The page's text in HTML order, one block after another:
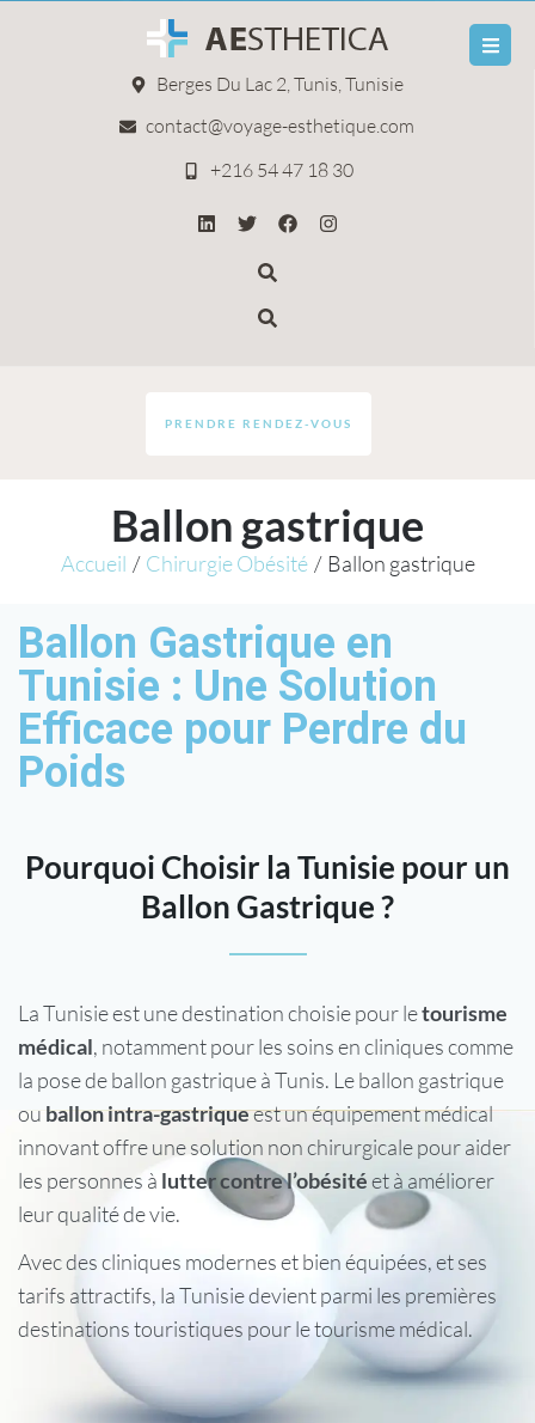
Berges Du Lac 2, Tunis, Tunisie
contact@voyage-esthetique.com
+216 54 47 18 30
PRENDRE RENDEZ-VOUS
Ballon gastrique
Accueil / Chirurgie Obésité / Ballon gastrique
Ballon Gastrique en
Tunisie : Une Solution
Efficace pour Perdre du
Poids
Pourquoi Choisir la Tunisie pour un
Ballon Gastrique ?
La Tunisie est une destination choisie pour letourisme
médical, notamment pour les soins en cliniques comme
la pose de ballon gastrique à Tunis. Le ballon gastrique
ou ballon intra-gastriqueest un équipement médical
innovant offre une solution non chirurgicale pour aider
les personnes à lutter contre l’obésitéet à améliorer
leur qualité de vie.
Avec des cliniques modernes et bien équipées, et ses
tarifs attractifs, la Tunisie devient parmi les premières
destinations touristiques pour le tourisme médical.